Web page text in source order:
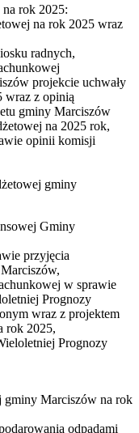
rok 2025:
na rok 2025 wraz
radnych,
projekcie uchwały
wraz z opinią
gminy Marciszów
na 2025 rok,
opinii komisji
gminy
Gminy
przyjęcia
w sprawie
Prognozy
wraz z projektem
rok 2025,
Prognozy
gminy Marciszów na rok
odpadami